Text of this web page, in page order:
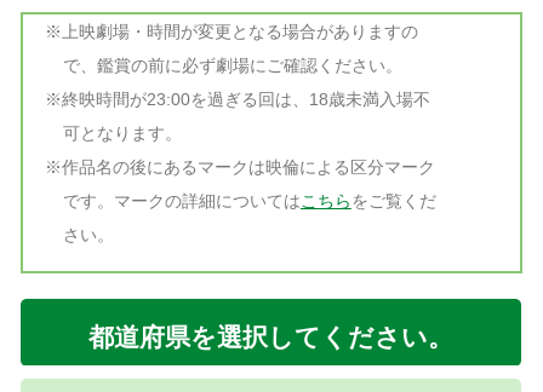
※上映劇場・時間が変更となる場合がありますの
で、鑑賞の前に必ず劇場にご確認ください。
※終映時間が23:00を過ぎる回は、18歳未満入場不
可となります。
※作品名の後にあるマークは映倫による区分マーク
です。マークの詳細についてはこちらをご覧くだ
さい。
都道府県を選択してください。